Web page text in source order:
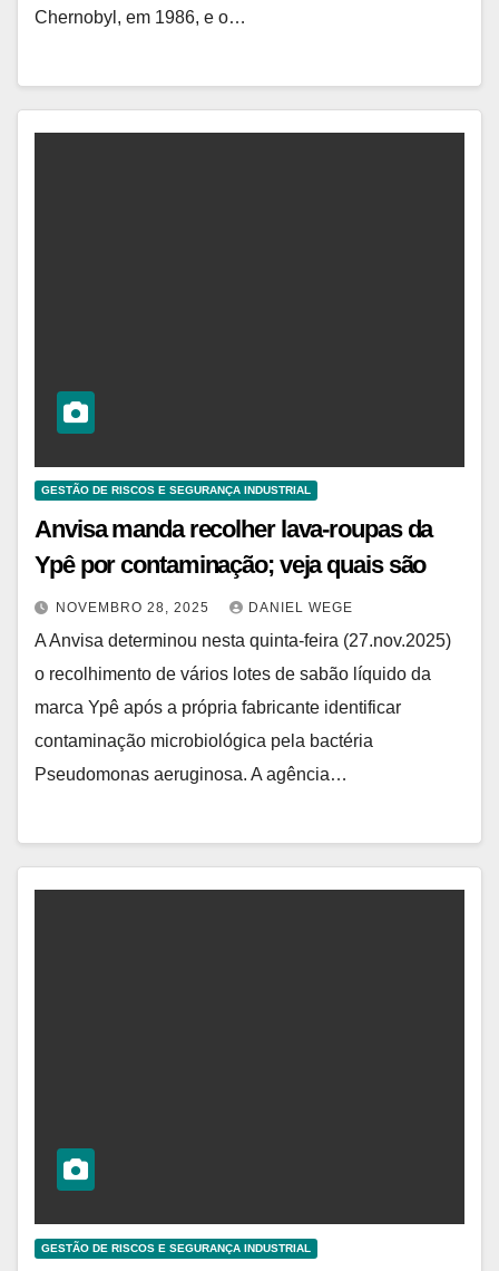
Chernobyl, em 1986, e o…
GESTÃO DE RISCOS E SEGURANÇA INDUSTRIAL
Anvisa manda recolher lava-roupas da
Ypê por contaminação; veja quais são
NOVEMBRO 28, 2025 DANIEL WEGE
A Anvisa determinou nesta quinta-feira (27.nov.2025)
o recolhimento de vários lotes de sabão líquido da
marca Ypê após a própria fabricante identificar
contaminação microbiológica pela bactéria
Pseudomonas aeruginosa. A agência…
GESTÃO DE RISCOS E SEGURANÇA INDUSTRIAL